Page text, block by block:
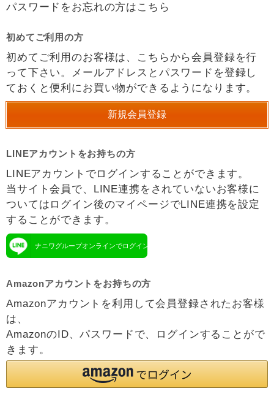
パスワードをお忘れの方はこちら
初めてご利用の方
初めてご利用のお客様は、こちらから会員登録を行
って下さい。メールアドレスとパスワードを登録し
ておくと便利にお買い物ができるようになります。
LINEアカウントをお持ちの方
LINEアカウントでログインすることができます。
当サイト会員で、LINE連携をされていないお客様に
ついてはログイン後のマイページでLINE連携を設定
することができます。
ナニワグループオンラインでログイン
Amazonアカウントをお持ちの方
Amazonアカウントを利用して会員登録されたお客様
は、
AmazonのID、パスワードで、ログインすることがで
きます。